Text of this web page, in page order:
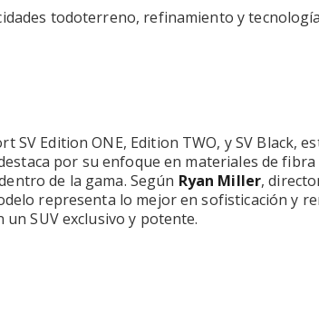
todoterreno, refinamiento y
SV Edition ONE, Edition TWO, y SV Black,
por su enfoque en materiales de fibra
de la gama. Según Ryan Miller,
representa lo mejor en sofisticación y
SUV exclusivo y potente.